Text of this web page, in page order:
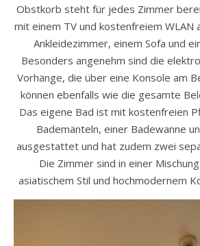
Obstkorb steht für jedes Zimmer
mit einem TV und kostenfreiem
Ankleidezimmer, einem Sofa und
Besonders angenehm sind die
Vorhänge, die über eine Konsole am
können ebenfalls wie die gesamte
Das eigene Bad ist mit kostenfreien
Bademänteln, einer Badewanne
ausgestattet und hat zudem zwei
Die Zimmer sind in einer
asiatischem Stil und hochmodernem